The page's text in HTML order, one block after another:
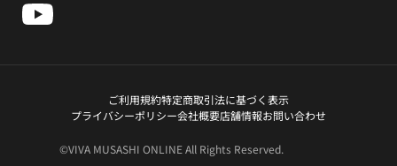
ご利用規約特定商取引法に基づく表示
プライバシーポリシー会社概要店舗情報お問い合わせ
©VIVA MUSASHI ONLINE All Rights Reserved.